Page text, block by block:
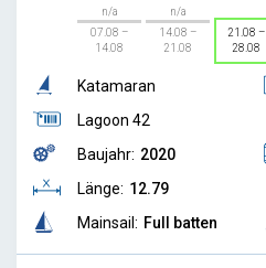
n/a
07.08 –
14.08
n/a
14.08 –
21.08
21.08 –
28.08
Katamaran
Lagoon 42
Baujahr: 2020
Länge: 12.79
Mainsail: Full batten